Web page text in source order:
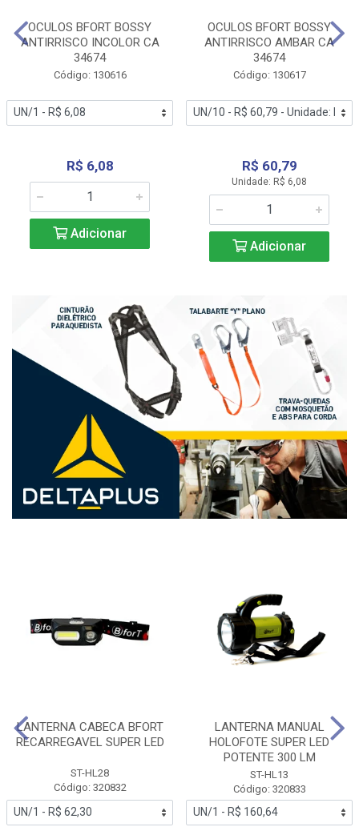
OCULOS BFORT BOSSY
ANTIRRISCO INCOLOR CA
34674
Código: 130616
R$ 6,08
Adicionar
OCULOS BFORT BOSSY
ANTIRRISCO AMBAR CA
34674
Código: 130617
R$ 60,79
Unidade: R$ 6,08
Adicionar
LANTERNA CABECA BFORT
RECARREGAVEL SUPER LED
ST-HL28
Código: 320832
LANTERNA MANUAL
HOLOFOTE SUPER LED
POTENTE 300 LM
ST-HL13
Código: 320833